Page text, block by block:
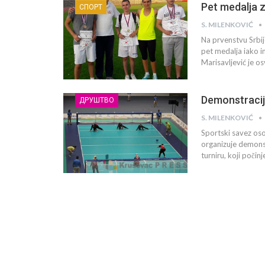
СПОРТ Pet medalja
S. MILENKOVIĆ
Na prvenstvu
pet medalja iako
Marisavljević je
ДРУШТВО
S. MILENKOVIĆ
Sportski savez
organizuje
turniru, koji